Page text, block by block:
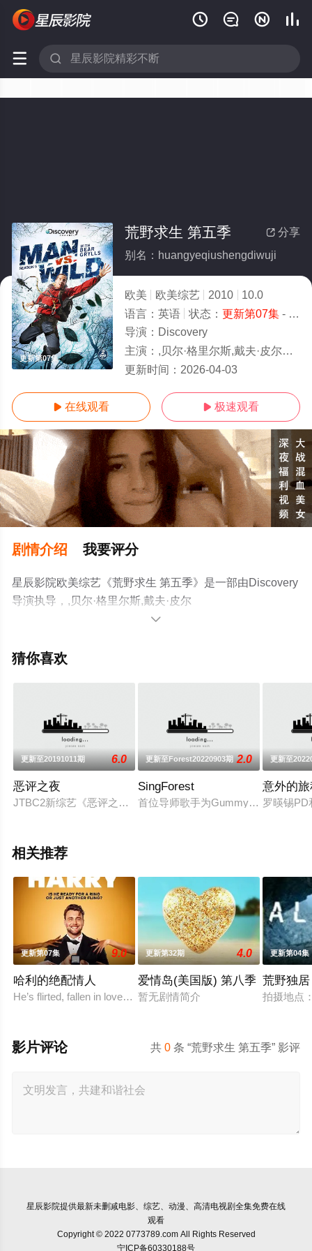
   
 
更新第07集
 分享
荒野求生 第五季
别名：huangyeqiushengdiwuji
欧美 欧美综艺 2010
10.0
语言： 英语 状态： 更新第07集- 免费在线观看
导演： Discovery
主演： ,贝尔·格里尔斯,戴夫·皮尔斯,Danny,Cane,Simon,Reay
更新时间： 2026-04-03
 在线观看  极速观看
剧情介绍 我要评分
星辰影院欧美综艺《荒野求生 第五季》是一部由Discovery
导演执导，,贝尔·格里尔斯,戴夫·皮尔
斯,Danny,Cane,Simon,Reay等演员精彩演绎的欧美综艺，
更多相关信息可移步至豆瓣综艺、电视猫或剧情网等平台

猜你喜欢
更新至20191011期 6.0
恶评之夜
JTBC2新综艺《恶评之夜》是明星直接面对跟随自己的恶评、
更新至Forest20220903期 2.0
SingForest
首位导师歌手为Gummy，后辈歌手
更新至
意外的
罗暎锡PD
相关推荐
更新第07集 9.0
哈利的绝配情人
He’s flirted, fallen in love, hooked up, and broken up. He’s even
更新第32期 4.0
爱情岛(美国版) 第八季
暂无剧情简介
更新第04集
荒野独
拍摄地点
共0 条 “荒野求生 第五季” 影评
影片评论
星辰影院提供最新未删减电影、综艺、动漫、高清电视剧全集免费在线
观看
Copyright © 2022 0773789.com All Rights Reserved
宁ICP备60330188号